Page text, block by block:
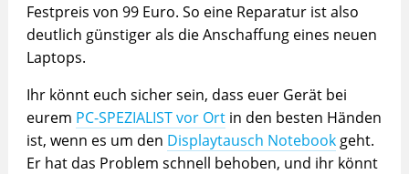
Festpreis von 99 Euro. So eine Reparatur ist also
deutlich günstiger als die Anschaffung eines neuen
Laptops.
Ihr könnt euch sicher sein, dass euer Gerät bei
eurem PC-SPEZIALIST vor Ortin den besten Händen
ist, wenn es um den Displaytausch Notebookgeht.
Er hat das Problem schnell behoben, und ihr könnt